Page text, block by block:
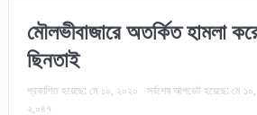
মৌলভীবাজারে অতর্কিত হামলা
ছিনতাই
প্রকাশিত হয়েছে: মে ১০, ২০২০ সর্বশেষ আপডেট হয়েছে: মে
২,০৪৭